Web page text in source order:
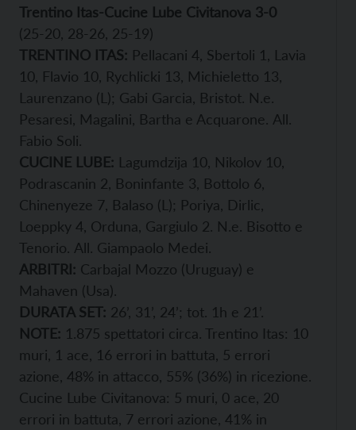
Trentino Itas-Cucine Lube Civitanova 3-0
(25-20, 28-26, 25-19)
TRENTINO ITAS: Pellacani 4, Sbertoli 1, Lavia
10, Flavio 10, Rychlicki 13, Michieletto 13,
Laurenzano (L); Gabi Garcia, Bristot. N.e.
Pesaresi, Magalini, Bartha e Acquarone. All.
Fabio Soli.
CUCINE LUBE: Lagumdzija 10, Nikolov 10,
Podrascanin 2, Boninfante 3, Bottolo 6,
Chinenyeze 7, Balaso (L); Poriya, Dirlic,
Loeppky 4, Orduna, Gargiulo 2. N.e. Bisotto e
Tenorio. All. Giampaolo Medei.
ARBITRI: Carbajal Mozzo (Uruguay) e
Mahaven (Usa).
DURATA SET: 26’, 31’, 24’; tot. 1h e 21’.
NOTE: 1.875 spettatori circa. Trentino Itas: 10
muri, 1 ace, 16 errori in battuta, 5 errori
azione, 48% in attacco, 55% (36%) in ricezione.
Cucine Lube Civitanova: 5 muri, 0 ace, 20
errori in battuta, 7 errori azione, 41% in